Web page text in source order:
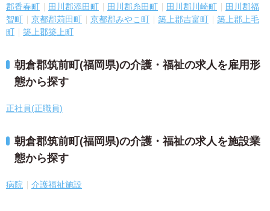
郡香春町
田川郡添田町 田川郡糸田町 田川郡川崎町
田川郡福
智町
京都郡苅田町 京都郡みやこ町 築上郡吉富町
築上郡上毛
町
築上郡築上町
朝倉郡筑前町(福岡県)の介護・福祉の求人を雇用形
態から探す
正社員(正職員)
朝倉郡筑前町(福岡県)の介護・福祉の求人を施設業
態から探す
病院 介護福祉施設